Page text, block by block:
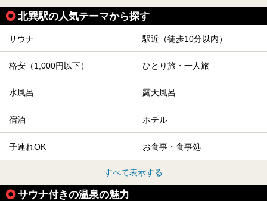
北巽駅の人気テーマから探す
サウナ 駅近（徒歩10分以内）
格安（1,000円以下） ひとり旅・一人旅
水風呂 露天風呂
宿泊 ホテル
子連れOK お食事・食事処
すべて表示する
サウナ付きの温泉の魅力